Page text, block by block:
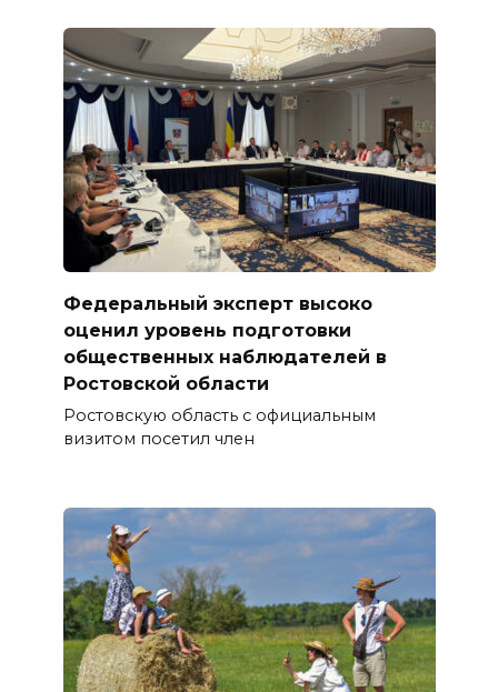
Федеральный эксперт высоко
оценил уровень подготовки
общественных наблюдателей в
Ростовской области
Ростовскую область с официальным
визитом посетил член